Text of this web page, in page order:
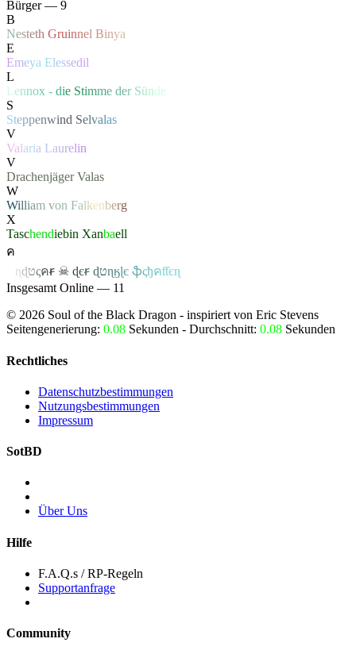
Bürger — 9
B
Nesteth Gruinnel Binya
E
Emeya Elessedil
L
Lennox - die Stimme der Sünde
S
Steppenwind Selvalas
V
Valaria Laurelin
V
Drachenjäger Valas
W
William von Falkenberg
X
Taschendiebin Xanbaell
ค
ɳɖטςคꞧ ☠ ɖєꞧ ɖטɳӄɭє ֆςђคƭƭєɳ
Insgesamt Online — 11
© 2026 Soul of the Black Dragon - inspiriert von Eric Stevens
Seitengenerierung: 0.08 Sekunden - Durchschnitt: 0.08 Sekunden
Rechtliches
Datenschutzbestimmungen
Nutzungsbestimmungen
Impressum
SotBD
Über Uns
Hilfe
F.A.Q.s / RP-Regeln
Supportanfrage
Community